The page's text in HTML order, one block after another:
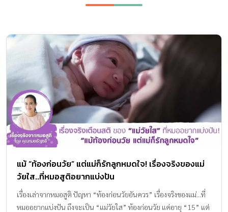
แม้ “ท้องก่อนวัย” แต่แม่ก็รักลูกหมดใจ! เรื่องจริงของแม่
วัยใส..ที่หมอสูติอยากแบ่งปัน
เรื่องเล่าจากหมอสูติ ปัญหา “ท้องก่อนวัยอันควร” เรื่องจริงของแม่...ที่
หมออยากแบ่งปัน ถึงจะเป็น “แม่วัยใส” ท้องก่อนวัย แค่อายุ “15” แต่